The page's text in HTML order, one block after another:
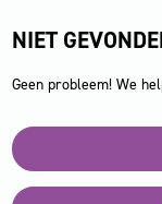
NIET
Geen probleem! We